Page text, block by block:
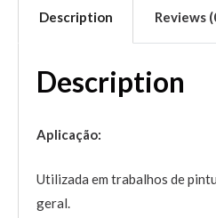
Description Reviews
Description
Aplicação:
Utilizada em trabalhos de
geral.